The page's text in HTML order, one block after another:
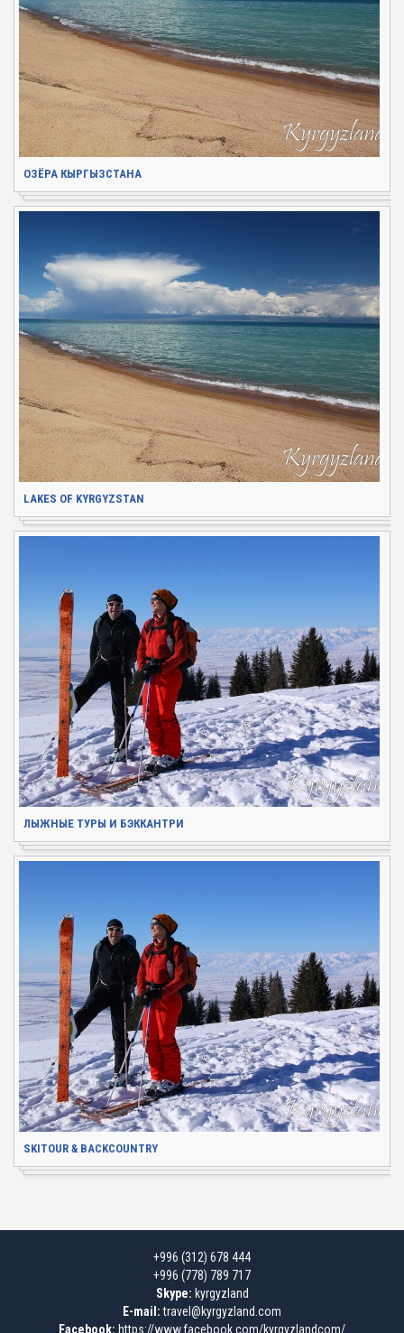
ОЗЁРА КЫРГЫЗСТАНА
LAKES OF KYRGYZSTAN
ЛЫЖНЫЕ ТУРЫ И БЭККАНТРИ
SKITOUR & BACKCOUNTRY
+996 (312) 678 444
+996 (778) 789 717
Skype: kyrgyzland
E-mail: travel@kyrgyzland.com
Facebook: https://www.facebook.com/kyrgyzlandcom/